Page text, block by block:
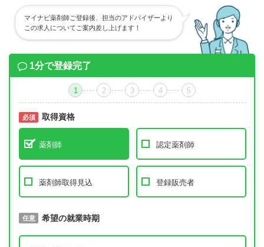
マイナビ薬剤師ご登録後、担当のアドバイザーより
この求人についてご案内差し上げます！
1分で登録完了
1 2 3 4 5
必須 取得資格
薬剤師 認定薬剤師
薬剤師取得見込 登録販売者
必須 取得予定年
任意 希望の就業時期